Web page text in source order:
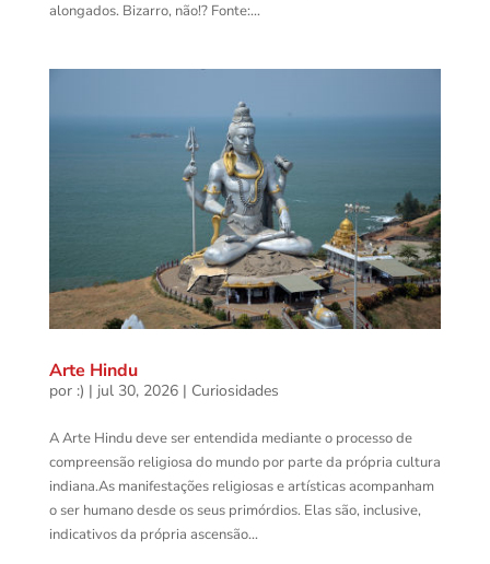
alongados. Bizarro, não!? Fonte:...
Arte Hindu
por :) | jul 30, 2026| Curiosidades
A Arte Hindu deve ser entendida mediante o processo de
compreensão religiosa do mundo por parte da própria cultura
indiana.As manifestações religiosas e artísticas acompanham
o ser humano desde os seus primórdios. Elas são, inclusive,
indicativos da própria ascensão...